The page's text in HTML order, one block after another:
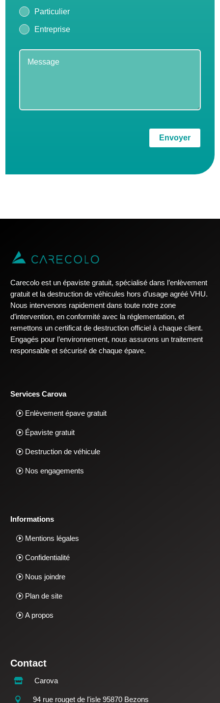
Particulier
Entreprise
Envoyer
Carecolo est un épaviste gratuit, spécialisé dans l’enlèvement
gratuit et la destruction de véhicules hors d’usage agréé VHU.
Nous intervenons rapidement dans toute notre zone
d’intervention, en conformité avec la réglementation, et
remettons un certificat de destruction officiel à chaque client.
Engagés pour l’environnement, nous assurons un traitement
responsable et sécurisé de chaque épave.
Services Carova
Enlèvement épave gratuit
Épaviste gratuit
Destruction de véhicule
Nos engagements
Informations
Mentions légales
Confidentialité
Nous joindre
Plan de site
A propos
Contact
 Carova
 94 rue rouget de l'isle 95870 Bezons